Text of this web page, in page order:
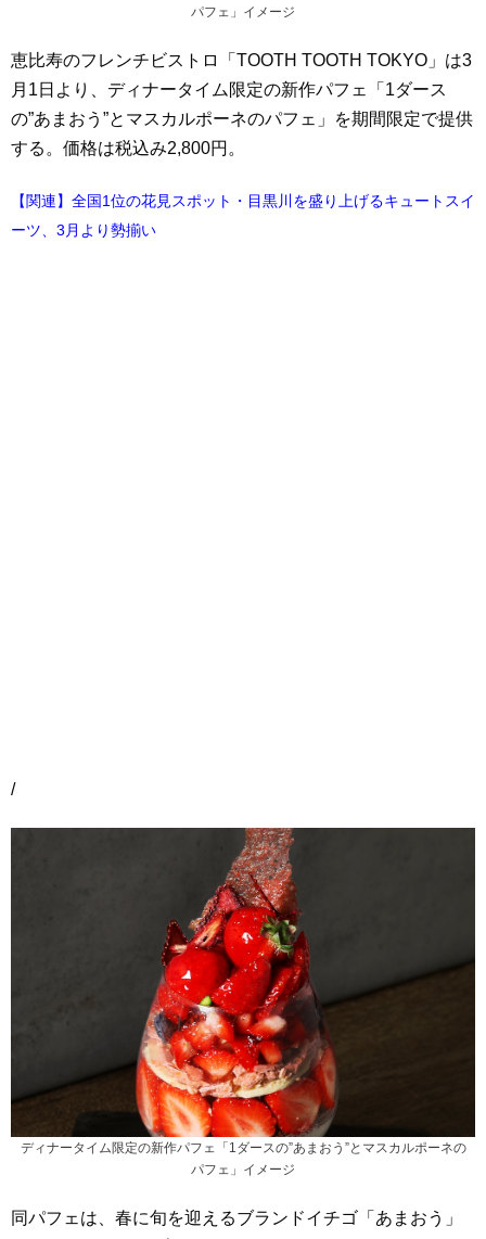
パフェ」イメージ
恵比寿のフレンチビストロ「TOOTH TOOTH TOKYO」は3
月1日より、ディナータイム限定の新作パフェ「1ダース
の”あまおう”とマスカルポーネのパフェ」を期間限定で提供
する。価格は税込み2,800円。
【関連】全国1位の花見スポット・目黒川を盛り上げるキュートスイ
ーツ、3月より勢揃い
/
ディナータイム限定の新作パフェ「1ダースの”あまおう”とマスカルポーネの
パフェ」イメージ
同パフェは、春に旬を迎えるブランドイチゴ「あまおう」